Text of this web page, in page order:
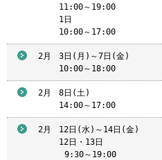
11:00～19:00
1日
10:00～17:00
2月
3日(月)～7日(金)
10:00～18:00
2月
8日(土)
14:00～17:00
2月
12日(水)～14日(金)
12日・13日
9:30～19:00